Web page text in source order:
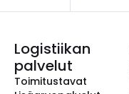
Logistiikan
palvelut
Toimitustavat